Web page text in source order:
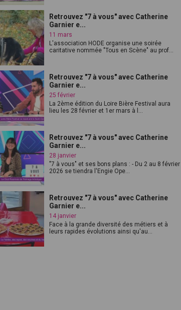
Retrouvez "7 à vous" avec Catherine
Garnier e...
11 mars
L'association HODE organise une soirée
caritative nommée "Tous en Scène" au prof...
Retrouvez "7 à vous" avec Catherine
Garnier e...
25 février
La 2ème édition du Loire Bière Festival aura
lieu les 28 février et 1er mars à l...
Retrouvez "7 à vous" avec Catherine
Garnier e...
28 janvier
"7 à vous" et ses bons plans : - Du 2 au 8 février
2026 se tiendra l'Engie Ope...
Retrouvez "7 à vous" avec Catherine
Garnier e...
14 janvier
Face à la grande diversité des métiers et à
leurs rapides évolutions ainsi qu'au...